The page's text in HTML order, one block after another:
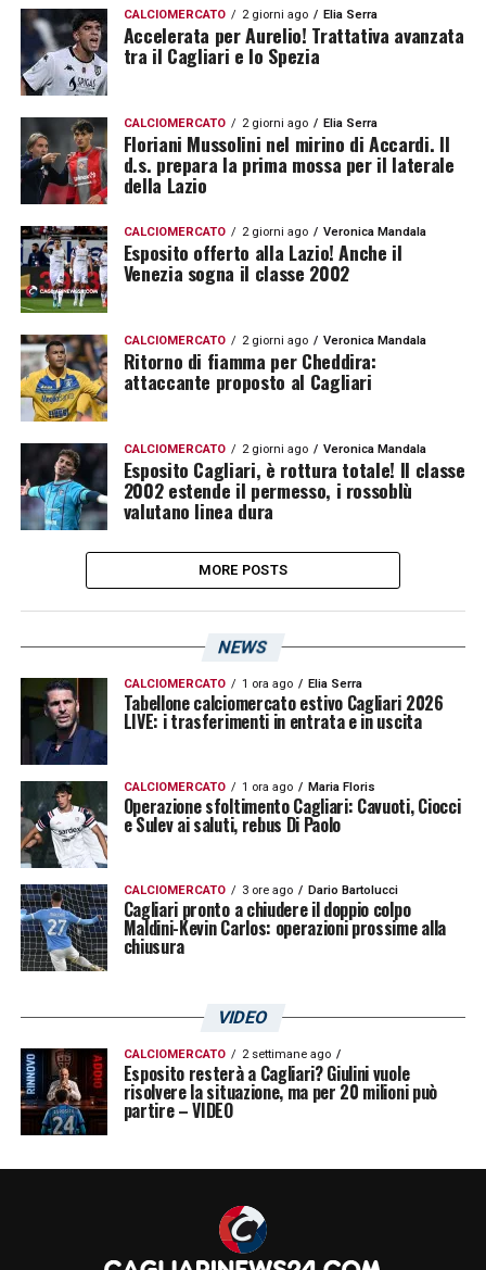
CALCIOMERCATO 2 giorni ago Elia Serra
Accelerata per Aurelio! Trattativa avanzata
tra il Cagliari e lo Spezia
CALCIOMERCATO 2 giorni ago Elia Serra
Floriani Mussolini nel mirino di Accardi. Il
d.s. prepara la prima mossa per il laterale
della Lazio
CALCIOMERCATO 2 giorni ago Veronica Mandala
Esposito offerto alla Lazio! Anche il
Venezia sogna il classe 2002
CALCIOMERCATO 2 giorni ago Veronica Mandala
Ritorno di fiamma per Cheddira:
attaccante proposto al Cagliari
CALCIOMERCATO 2 giorni ago Veronica Mandala
Esposito Cagliari, è rottura totale! Il classe
2002 estende il permesso, i rossoblù
valutano linea dura
MORE POSTS
NEWS
CALCIOMERCATO 1 ora ago Elia Serra
Tabellone calciomercato estivo Cagliari 2026
LIVE: i trasferimenti in entrata e in uscita
CALCIOMERCATO 1 ora ago Maria Floris
Operazione sfoltimento Cagliari: Cavuoti, Ciocci
e Sulev ai saluti, rebus Di Paolo
CALCIOMERCATO 3 ore ago Dario Bartolucci
Cagliari pronto a chiudere il doppio colpo
Maldini-Kevin Carlos: operazioni prossime alla
chiusura
VIDEO
CALCIOMERCATO 2 settimane ago
Esposito resterà a Cagliari? Giulini vuole
risolvere la situazione, ma per 20 milioni può
partire – VIDEO